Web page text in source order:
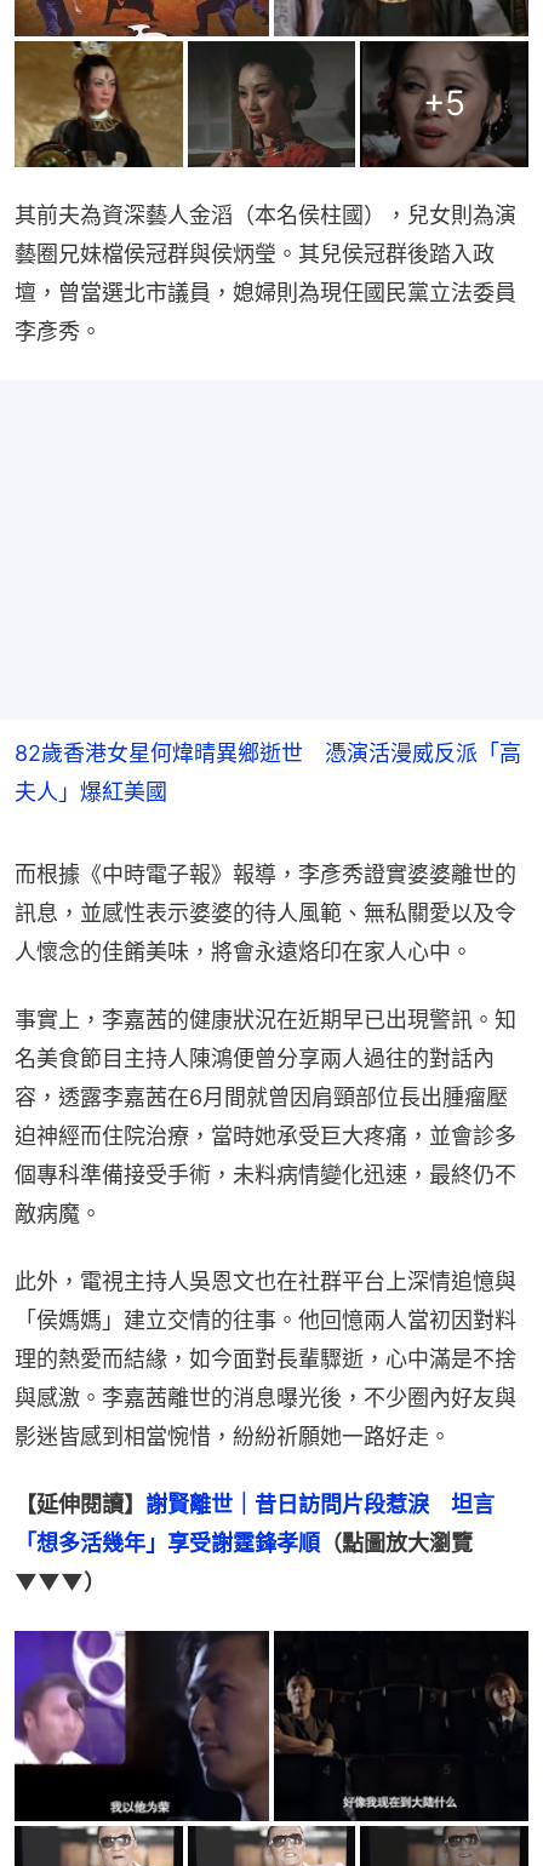
+5
其前夫為資深藝人金滔（本名侯柱國），兒女則為演
藝圈兄妹檔侯冠群與侯炳瑩。其兒侯冠群後踏入政
壇，曾當選北市議員，媳婦則為現任國民黨立法委員
李彥秀。
82歲香港女星何煒晴異鄉逝世 憑演活漫威反派「高
夫人」爆紅美國
而根據《中時電子報》報導，李彥秀證實婆婆離世的
訊息，並感性表示婆婆的待人風範、無私關愛以及令
人懷念的佳餚美味，將會永遠烙印在家人心中。
事實上，李嘉茜的健康狀況在近期早已出現警訊。知
名美食節目主持人陳鴻便曾分享兩人過往的對話內
容，透露李嘉茜在6月間就曾因肩頸部位長出腫瘤壓
迫神經而住院治療，當時她承受巨大疼痛，並會診多
個專科準備接受手術，未料病情變化迅速，最終仍不
敵病魔。
此外，電視主持人吳恩文也在社群平台上深情追憶與
「侯媽媽」建立交情的往事。他回憶兩人當初因對料
理的熱愛而結緣，如今面對長輩驟逝，心中滿是不捨
與感激。李嘉茜離世的消息曝光後，不少圈內好友與
影迷皆感到相當惋惜，紛紛祈願她一路好走。
【延伸閱讀】 謝賢離世｜昔日訪問片段惹淚　坦言
「想多活幾年」享受謝霆鋒孝順 （點圖放大瀏覽
▼▼▼）